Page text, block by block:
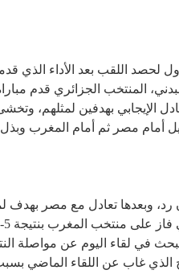
لحصد اللقب بعد الأداء الذي
المنتخب الجزائري قدم مباراة
الإيجابي بهدفين لمثلهم،
أمام مصر ثم أمام المغرب وبذل
رد، وبعدها تعادل مع مصر بهدف
في لقاء اليوم عن مواصلة
الذي غاب عن اللقاء الماضي